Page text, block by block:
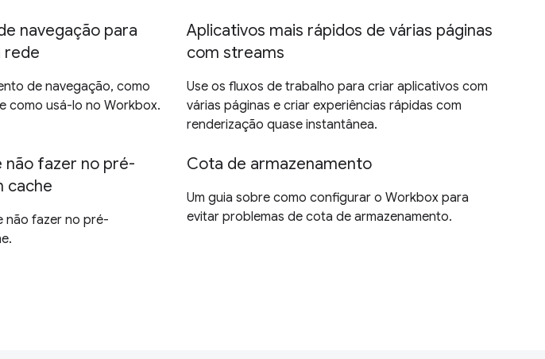
navegação para
rede
de navegação, como
como usá-lo no Workbox.
Aplicativos mais rápidos de várias páginas
com streams
Use os fluxos de trabalho para criar aplicativos com
várias páginas e criar experiências rápidas com
renderização quase instantânea.
não fazer no pré-
cache
não fazer no pré-
Cota de armazenamento
Um guia sobre como configurar o Workbox para
evitar problemas de cota de armazenamento.